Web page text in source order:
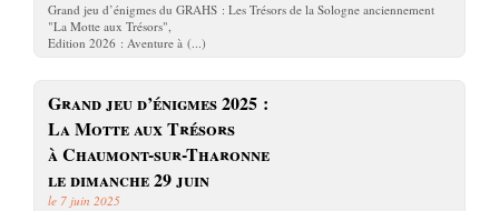
Grand jeu d’énigmes du GRAHS : Les Trésors de la Sologne anciennement
"La Motte aux Trésors",
Edition 2026 : Aventure à (...)
Grand jeu d’énigmes 2025 :
La Motte aux Trésors
à Chaumont-sur-Tharonne
le dimanche 29 juin
le 7 juin 2025